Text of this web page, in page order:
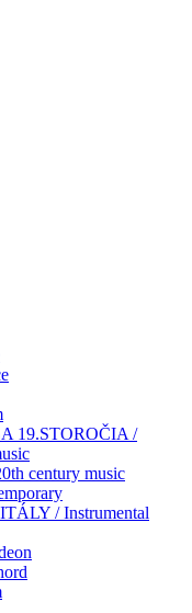
19.STOROČIA /
century music
/ Instrumental